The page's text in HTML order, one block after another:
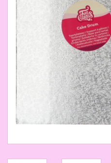
Cindy's Favorieten
Cadeaubonnen
Merken